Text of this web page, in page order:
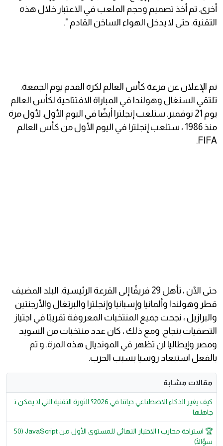
أخرى. تم أخذ تصميم وحجم الملعب في الاعتبار خلال هذه
التقنية. حتى لا يدخل الهواء الساخن القادم ".
تم الإعلان عن قرعة كأس العالم لكرة القدم يوم الجمعة.
تلتقي السنغال وهولندا في المباراة الافتتاحية لكأس العالم
يوم 21 نوفمبر. ستلعب إنجلترا أيضًا في اليوم الأول. لأول مرة
منذ 1986 ، ستلعب إنجلترا في اليوم الأول من كأس العالم
FIFA.
حتى الآن ، تأهل 29 فريقًا إلى القرعة الرئيسية. البلد المضيف
قطر وهولندا وألمانيا وإسبانيا وإنجلترا والبرتغال والأرجنتين
والبرازيل ، نجحت جميع المنتخبات المعروفة تقريبًا في اجتياز
التصفيات بنجاح. ومع ذلك ، كان عدد منتخبات من السويد
ومصر وإيطاليا لن تظهر في المونديال هذه المرة. و تم
بالفعل استبعاد روسيا بسبب الحرب.
مقالات مشابة
كيف يغير الذكاء الاصطناعي حياتنا في 2026؟ الثورة التقنية التي لا يمكن ت
جاهلها
🏆 استراحة محارب | الاختبار النهائي للمستوى الأول من JavaScript (50
سؤالًا)